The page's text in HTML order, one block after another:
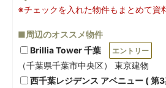
※チェックを入れた物件もまとめて資
■周辺のオススメ物件
Brillia Tower 千葉
エントリー
（千葉県千葉市中央区） 東京建物
西千葉レジデンス アベニュー ( 第